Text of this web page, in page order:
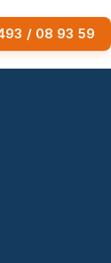
127 reviews
/ 08 93 59